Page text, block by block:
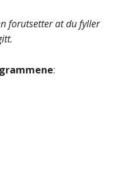
forutsetter at du fyller
: